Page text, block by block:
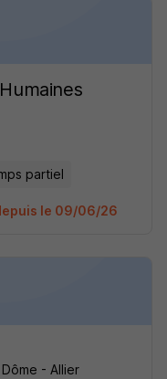
partiel
le 09/06/26
- Allier